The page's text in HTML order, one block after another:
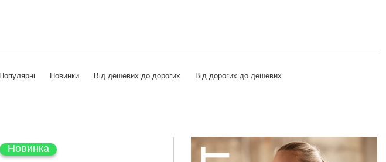
Популярні Новинки Від дешевих до дорогих Від дорогих до дешевих
Новинка